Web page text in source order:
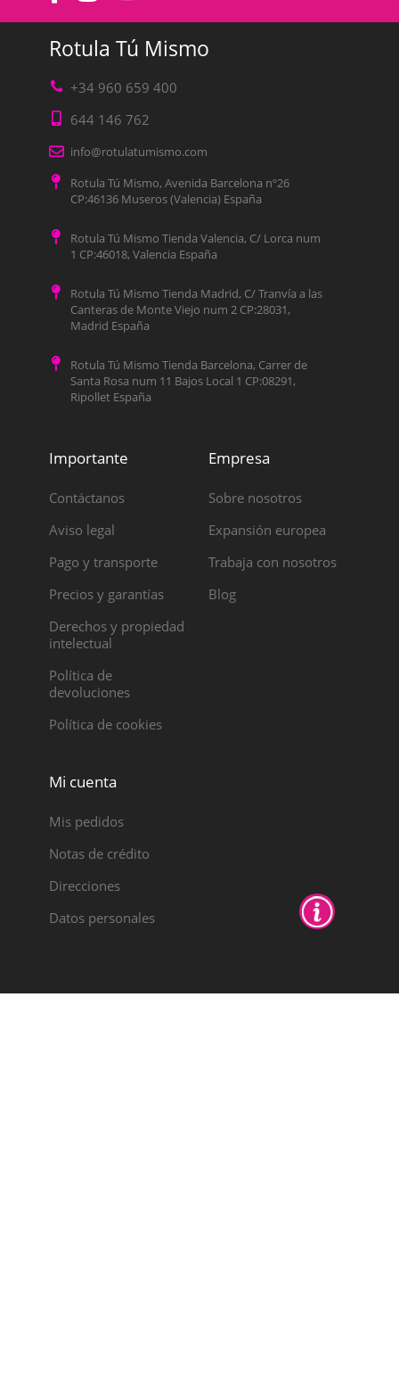
Rotula Tú Mismo
+34 960 659 400
644 146 762
info@rotulatumismo.com
Rotula Tú Mismo, Avenida Barcelona nº26
CP:46136 Museros (Valencia) España
Rotula Tú Mismo Tienda Valencia, C/ Lorca num
1 CP:46018, Valencia España
Rotula Tú Mismo Tienda Madrid, C/ Tranvía a las
Canteras de Monte Viejo num 2 CP:28031,
Madrid España
Rotula Tú Mismo Tienda Barcelona, Carrer de
Santa Rosa num 11 Bajos Local 1 CP:08291,
Ripollet España
Importante
Contáctanos
Aviso legal
Pago y transporte
Precios y garantías
Derechos y propiedad
intelectual
Política de
devoluciones
Política de cookies
Empresa
Sobre nosotros
Expansión europea
Trabaja con nosotros
Blog
Mi cuenta
Mis pedidos
Notas de crédito
Direcciones
Datos personales